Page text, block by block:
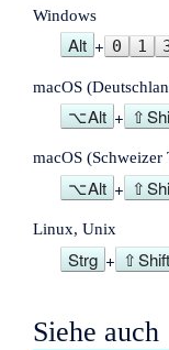
Windows
Alt + 0 1
macOS
⌥ Alt + ⇧
macOS (Schweizer
⌥ Alt + ⇧
Linux, Unix
Strg + ⇧ Shift
Siehe auch